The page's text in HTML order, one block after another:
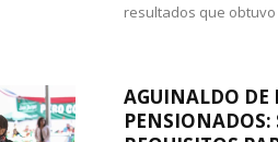
resultados que obtuvo
AGUINALDO DE
PENSIONADOS: